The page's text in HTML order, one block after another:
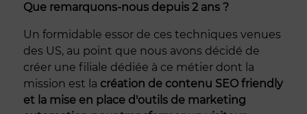
Que remarquons-nous depuis 2 ans ?
Un formidable essor de ces techniques venues
des US, au point que nous avons décidé de
créer une filiale dédiée à ce métier dont la
mission est la création de contenu SEO friendly
et la mise en place d'outils de marketing